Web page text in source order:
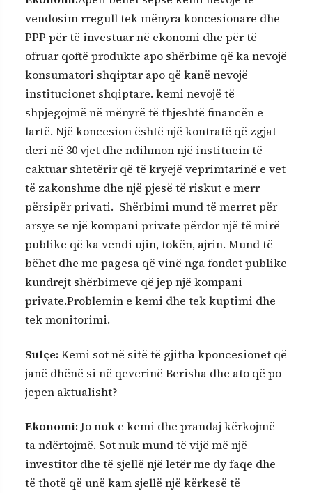
vendosim rregull tek mënyra koncesionare dhe
PPP për të investuar në ekonomi dhe për të
ofruar qoftë produkte apo shërbime që ka nevojë
konsumatori shqiptar apo që kanë nevojë
institucionet shqiptare. kemi nevojë të
shpjegojmë në mënyrë të thjeshtë financën e
lartë. Një koncesion është një kontratë që zgjat
deri në 30 vjet dhe ndihmon një institucin të
caktuar shtetërir që të kryejë veprimtarinë e vet
të zakonshme dhe një pjesë të riskut e merr
përsipër privati. Shërbimi mund të merret për
arsye se një kompani private përdor një të mirë
publike që ka vendi ujin, tokën, ajrin. Mund të
bëhet dhe me pagesa që vinë nga fondet publike
kundrejt shërbimeve që jep një kompani
private.Problemin e kemi dhe tek kuptimi dhe
tek monitorimi.
Sulçe: Kemi sot në sitë të gjitha kponcesionet që
janë dhënë si në qeverinë Berisha dhe ato që po
jepen aktualisht?
Ekonomi: Jo nuk e kemi dhe prandaj kërkojmë
ta ndërtojmë. Sot nuk mund të vijë më një
investitor dhe të sjellë një letër me dy faqe dhe
të thotë që unë kam sjellë një kërkesë të